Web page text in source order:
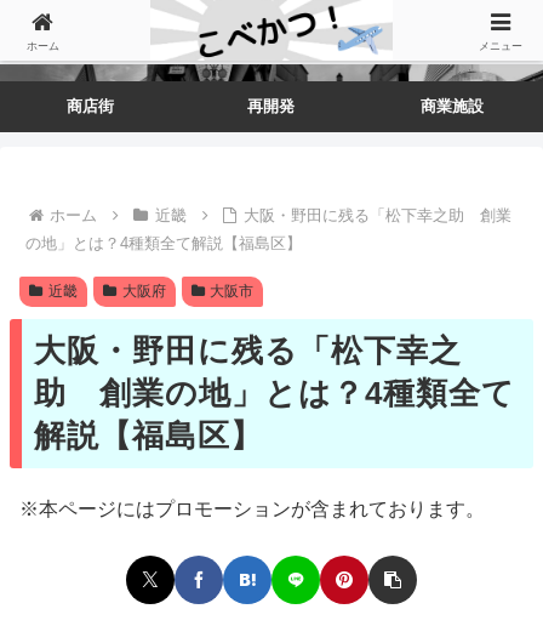
商店街 再開発 商業施設
ホーム 近畿
大阪・野田に残る「松下幸之助 創業
の地」とは？4種類全て解説【福島区】
近畿 大阪府 大阪市
大阪・野田に残る「松下幸之
助 創業の地」とは？4種類全て
解説【福島区】
※本ページにはプロモーションが含まれております。
ホーム メニュー